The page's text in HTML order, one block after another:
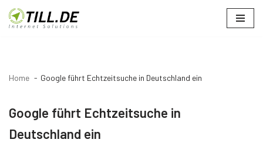
Zum
Home Google führt Echtzeitsuche in Deutschland ein
Google führt Echtzeitsuche in
Deutschland ein